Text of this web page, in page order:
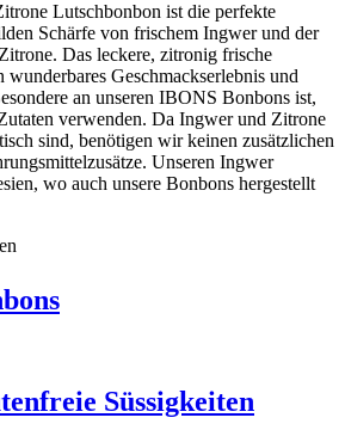
Lutschbonbon ist die perfekte
Schärfe von frischem Ingwer und der
Das leckere, zitronig frische
Geschmackserlebnis und
an unseren IBONS Bonbons ist,
verwenden. Da Ingwer und Zitrone
sind, benötigen wir keinen zusätzlichen
Unseren Ingwer
wo auch unsere Bonbons hergestellt
Süssigkeiten